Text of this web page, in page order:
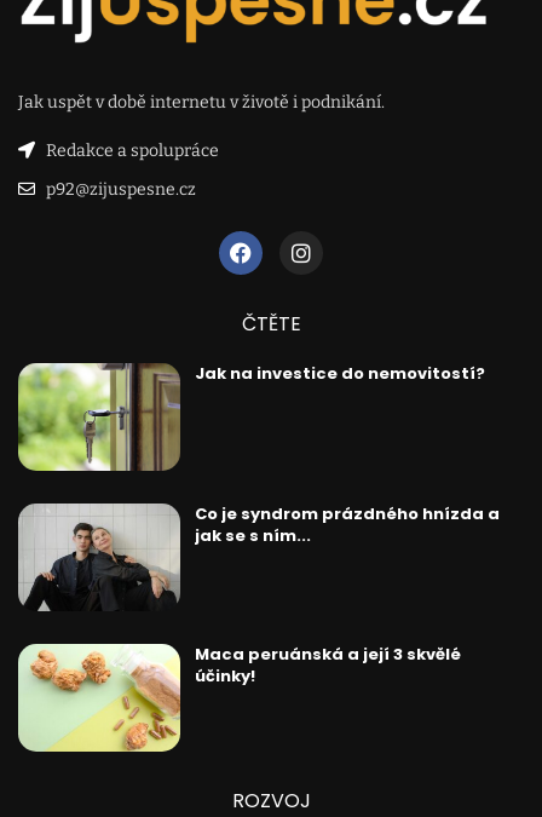
Jak uspět v době internetu v životě i podnikání.
Redakce a spolupráce
p92@zijuspesne.cz
ČTĚTE
Jak na investice do nemovitostí?
Co je syndrom prázdného hnízda a
jak se s ním...
Maca peruánská a její 3 skvělé
účinky!
ROZVOJ